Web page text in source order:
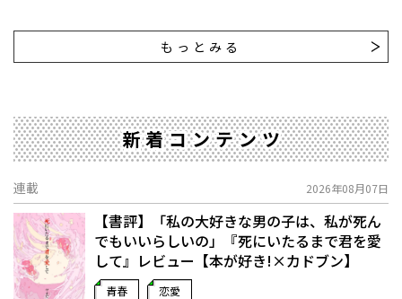
もっとみる
新着コンテンツ
連載 2026年08月07日
【書評】「私の大好きな男の子は、私が死ん
でもいいらしいの」――『死にいたるまで君を愛
して』レビュー【本が好き!×カドブン】
青春 恋愛